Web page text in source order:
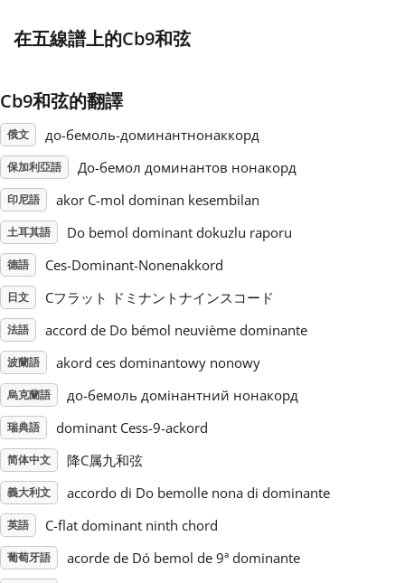
日本語
Polski
Português
Svenska
Tiếng Việt
Türkçe
简体中文
繁體中文
在五線譜上的Cb9和弦
Cb9和弦的翻譯
俄文 до-бемоль-доминантнонаккорд
保加利亞語 До-бемол доминантов нонакорд
印尼語 akor C-mol dominan kesembilan
土耳其語 Do bemol dominant dokuzlu raporu
德語 Ces-Dominant-Nonenakkord
日文 Cフラット ドミナントナインスコード
法語 accord de Do bémol neuvième dominante
波蘭語 akord ces dominantowy nonowy
烏克蘭語 до-бемоль домінантний нонакорд
瑞典語 dominant Cess-9-ackord
简体中文 降C属九和弦
義大利文 accordo di Do bemolle nona di dominante
英語 C-flat dominant ninth chord
葡萄牙語 acorde de Dó bemol de 9ª dominante